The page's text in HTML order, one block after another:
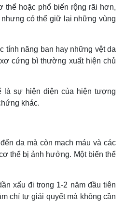
thể hoặc phổ biến rộng rãi hơn,
có thể giữ lại những vùng
tính năng ban hay những vệt da
cứng bì thường xuất hiện chủ
là sự hiện diện của hiện tượng
khác.
da mà còn mạch máu và các
thể bị ảnh hưởng. Một biến thể
xấu đi trong 1-2 năm đầu tiên
chí tự giải quyết mà không cần